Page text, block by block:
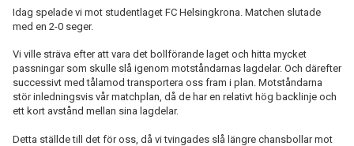
Idag spelade vi mot studentlaget FC Helsingkrona. Matchen slutade
med en 2-0 seger.
Vi ville sträva efter att vara det bollförande laget och hitta mycket
passningar som skulle slå igenom motståndarnas lagdelar. Och därefter
successivt med tålamod transportera oss fram i plan. Motståndarna
stör inledningsvis vår matchplan, då de har en relativt hög backlinje och
ett kort avstånd mellan sina lagdelar.
Detta ställde till det för oss, då vi tvingades slå längre chansbollar mot